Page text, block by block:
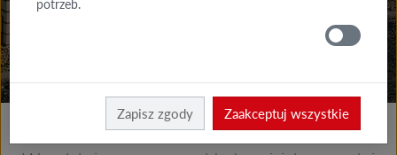
potrzeb.
Zapisz zgody Zaakceptuj wszystkie